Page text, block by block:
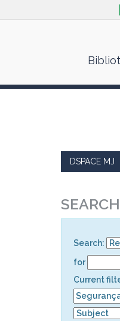
DSPACE MJ
SEARCH
Search:
for
Current